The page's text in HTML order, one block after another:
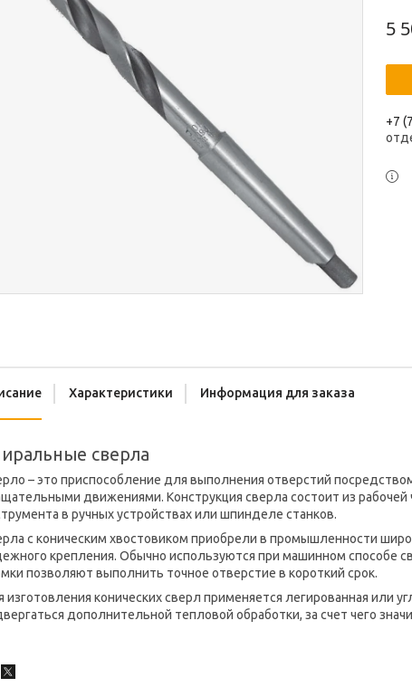
5
+7
Характеристики Информация для заказа
сверла
– это приспособление для выполнения отверстий
движениями. Конструкция сверла состоит из рабочей
в ручных устройствах или шпинделе станков.
с коническим хвостовиком приобрели в промышленности
крепления. Обычно используются при машинном способе
позволяют выполнить точное отверстие в короткий срок.
изготовления конических сверл применяется легированная или
дополнительной тепловой обработки, за счет чего